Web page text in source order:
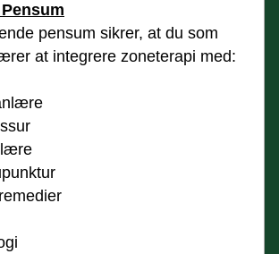
pensum sikrer, at du som
at integrere zoneterapi med: